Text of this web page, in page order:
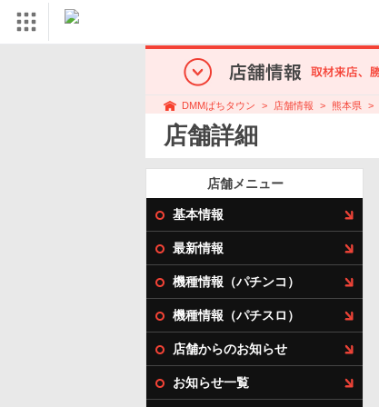
DMMぱちタウン 店舗情報 熊本県
店舗詳細
店舗メニュー
基本情報
最新情報
機種情報（パチンコ）
機種情報（パチスロ）
店舗からのお知らせ
お知らせ一覧